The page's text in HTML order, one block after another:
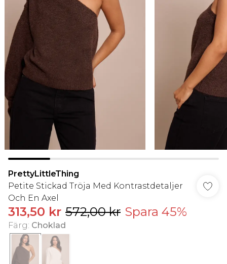
PrettyLittleThing
Petite Stickad Tröja Med Kontrastdetaljer
Och En Axel
313,50 kr 572,00 kr Spara 45%
Färg: Choklad